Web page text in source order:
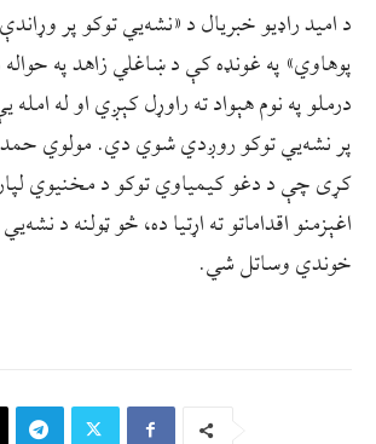
د اميد راډيو خبريال د «نشه‌یي توکو پر
پوهاوي» په غونډه کې د ښاغلي زاهد په
درملو په نوم هېواد ته راوړل کېږي او له
پر نشه‌یي توکو روږدي شوي دي. مولوي
کړی چې د دغو کیمیاوي توکو د مخنیوي
اغېزمنو اقداماتو ته اړتیا ده، څو ټولنه د
خوندي وساتل شي.